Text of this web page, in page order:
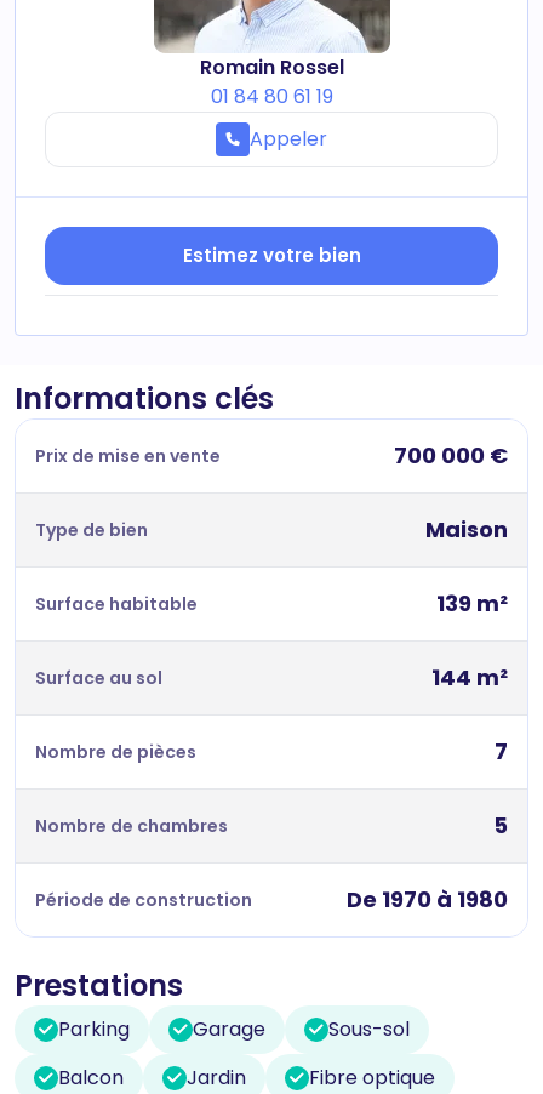
Romain Rossel
01 84 80 61 19
Appeler
Estimez votre bien
Informations clés
Prix de mise en vente 700 000 €
Type de bien Maison
Surface habitable 139 m²
Surface au sol 144 m²
Nombre de pièces 7
Nombre de chambres 5
Période de construction De 1970 à 1980
Prestations
Parking Garage
Sous-sol
Balcon
Jardin Fibre optique